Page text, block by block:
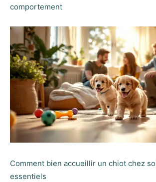
comportement
Comment bien accueillir un chiot chez
essentiels